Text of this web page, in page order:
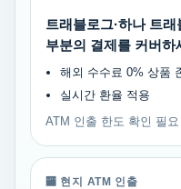
트래블로그·하나 트
부분의 결제를 커버하
해외 수수료 0% 상품
실시간 환율 적용
ATM 인출 한도 확인 필
🏧 현지 ATM 인출